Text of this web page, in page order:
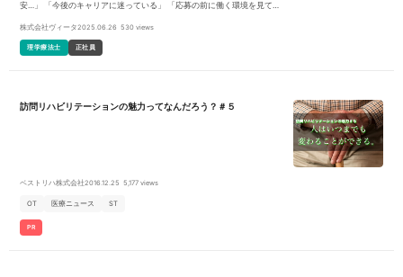
安…」 「今後のキャリアに迷っている」 「応募の前に働く環境を見てみ
訪問看護リハステーションの取り組みやお仕事内容、勤務条件について
説明いたします。 * 事前準備はZoomアプリのインストールのみ！PCま
たはスマホよりお気軽にご参加ください。 ＊いずれも参加をご希望の場
束ゼロ活動やユマニチュードなど最新の認知症ケアを実践しているほ
そのご家族様が「こわくなく くるしくなく さびしくなく」在宅での生活
をお待ちしています * 入社後は先輩セラピストとの同行訪問によるOJT
元気会グループだからこそ、最新の認知症ケアであるユマニチュード講
株式会社ヴィータ2025.06.26 530 views
理学療法士 正社員
訪問リハビリテーションの魅力ってなんだろう？＃５
ベストリハ株式会社2016.12.25 5,177 views
OT 医療ニュース ST
PR